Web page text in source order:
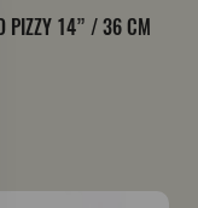
PIZZY 14” / 36 CM